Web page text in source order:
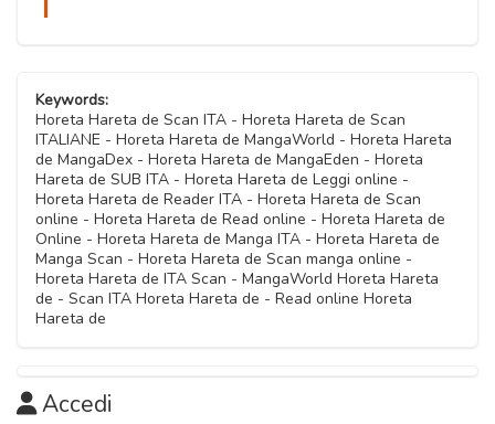
Keywords:
Horeta Hareta de Scan ITA - Horeta Hareta de Scan
ITALIANE - Horeta Hareta de MangaWorld - Horeta Hareta
de MangaDex - Horeta Hareta de MangaEden - Horeta
Hareta de SUB ITA - Horeta Hareta de Leggi online -
Horeta Hareta de Reader ITA - Horeta Hareta de Scan
online - Horeta Hareta de Read online - Horeta Hareta de
Online - Horeta Hareta de Manga ITA - Horeta Hareta de
Manga Scan - Horeta Hareta de Scan manga online -
Horeta Hareta de ITA Scan - MangaWorld Horeta Hareta
de - Scan ITA Horeta Hareta de - Read online Horeta
Hareta de
Accedi